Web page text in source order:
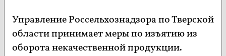
Управление Россельхознадзора по Тверской
области принимает меры по изъятию из
оборота некачественной продукции.